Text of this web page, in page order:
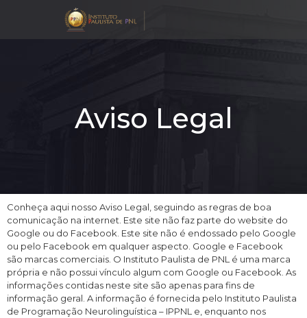
Aviso Legal
Conheça aqui nosso Aviso Legal, seguindo as regras de boa
comunicação na internet. Este site não faz parte do website do
Google ou do Facebook. Este site não é endossado pelo Google
ou pelo Facebook em qualquer aspecto. Google e Facebook
são marcas comerciais. O Instituto Paulista de PNL é uma marca
própria e não possui vínculo algum com Google ou Facebook. As
informações contidas neste site são apenas para fins de
informação geral. A informação é fornecida pelo Instituto Paulista
de Programação Neurolinguística – IPPNL e, enquanto nos